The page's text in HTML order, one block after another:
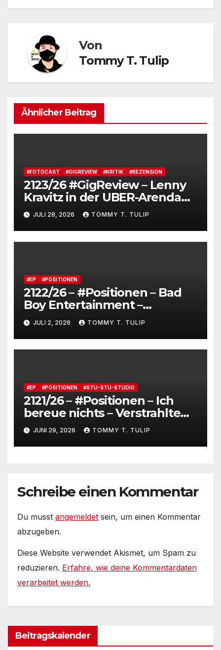
Von
Tommy T. Tulip
Ähnlicher Beitrag
#FOTOCAST #GIGREVIEW #KRITIK #REZENSION
2123/26 #GigReview – Lenny
Kravitz in der UBER-Arenda
#LetLoveRule – Deutsche Cis-
Kartoffel zieht nochmal die
Lederjacke an. Tommy, das
Brot, besucht Lenny Kravitz
made wumms)
JULI 28, 2026 TOMMY T. TULIP
#EP #POSITIONEN
2122/26 – #Positionen – Bad
Boy Entertainment –
Fensterstürze, ungeheurer
Reichtum,
dienstverpflichtete
Claqueure und soziale
JULI 2, 2026 TOMMY T. TULIP
#EP #POSITIONEN #STU-STU-STUDIO
2121/26 – #Positionen – Ich
bereue nichts – Verstrahlte
Menschen, verstrahlte
Kommentare, verstrahltes
Gesamterlebnis auf Social
JUNI 29, 2026 TOMMY T. TULIP
Schreibe einen Kommentar
Du musst angemeldet sein, um einen Kommentar
abzugeben.
Diese Website verwendet Akismet, um Spam zu
reduzieren. Erfahre, wie deine Kommentardaten
verarbeitet werden.
Beitragskalender